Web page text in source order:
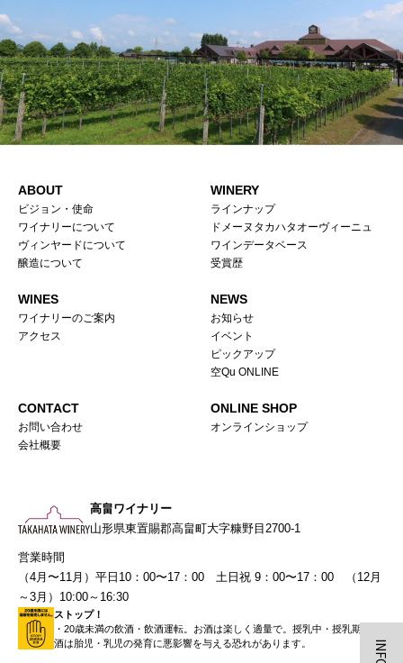
ABOUT
ビジョン・使命
ワイナリーについて
ヴィンヤードについて
醸造について
WINERY
ラインナップ
ドメーヌタカハタオーヴィーニュ
ワインデータベース
受賞歴
WINES
ワイナリーのご案内
アクセス
NEWS
お知らせ
イベント
ピックアップ
空Qu ONLINE
CONTACT
お問い合わせ
会社概要
ONLINE SHOP
オンラインショップ
高畠ワイナリー
山形県東置賜郡高畠町大字糠野目2700-1
営業時間
（4月〜11月）平日10：00〜17：00 土日祝 9：00〜17：00 （12月
～3月）10:00～16:30
ストップ！
・20歳未満の飲酒・飲酒運転。お酒は楽しく適量で。授乳中・授乳期の飲
酒は胎児・乳児の発育に悪影響を与える恐れがあります。